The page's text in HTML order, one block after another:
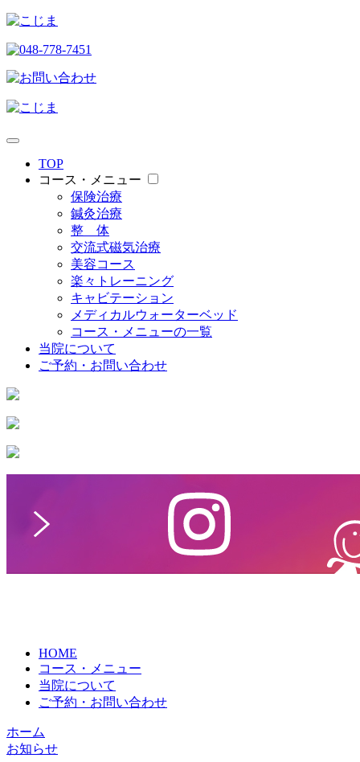
TOP
コース・メニュー
保険治療
鍼灸治療
整 体
交流式磁気治療
美容コース
楽々トレーニング
キャビテーション
メディカルウォーターベッド
コース・メニューの一覧
当院について
ご予約・お問い合わせ
HOME
コース・メニュー
当院について
ご予約・お問い合わせ
ホーム
お知らせ